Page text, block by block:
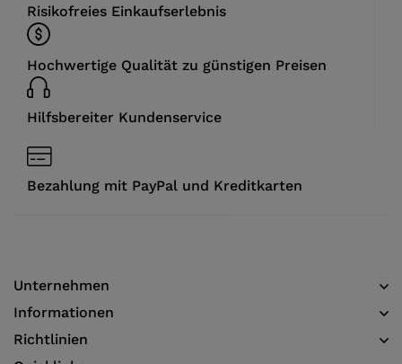
Risikofreies Einkaufserlebnis
Hochwertige Qualität zu günstigen Preisen
Hilfsbereiter Kundenservice
Bezahlung mit PayPal und Kreditkarten
Unternehmen
Informationen​
Richtlinien